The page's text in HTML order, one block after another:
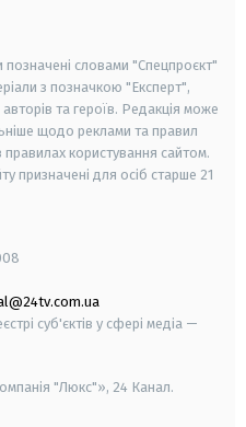
позначені словами "Спецпроєкт"
з позначкою "Експерт",
та героїв. Редакція може
щодо реклами та правил
користування сайтом.
призначені для осіб старше 21
суб'єктів у сфері медіа —
"Люкс"», 24 Канал.